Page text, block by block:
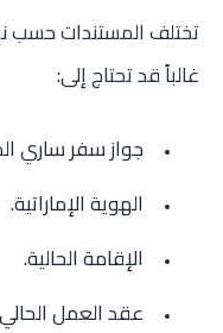
تختلف المستندات حسب
غالباً قد تحتاج إلى:
جواز سفر ساري
الهوية الإماراتية.
الإقامة الحالية.
عقد العمل الحالي